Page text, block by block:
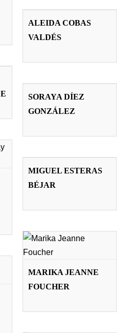
ALEIDA COBAS
VALDÉS
Profesorado
ALEIDA COBAS
VALDÉS
SORAYA DÍEZ
GONZÁLEZ
Profesorado
SORAYA DÍEZ
GONZÁLEZ
MIGUEL
ESTERAS BÉJAR
Profesorado
MIGUEL ESTERAS
BÉJAR
FOUCHER
Profesorado
MARIKA JEANNE
FOUCHER